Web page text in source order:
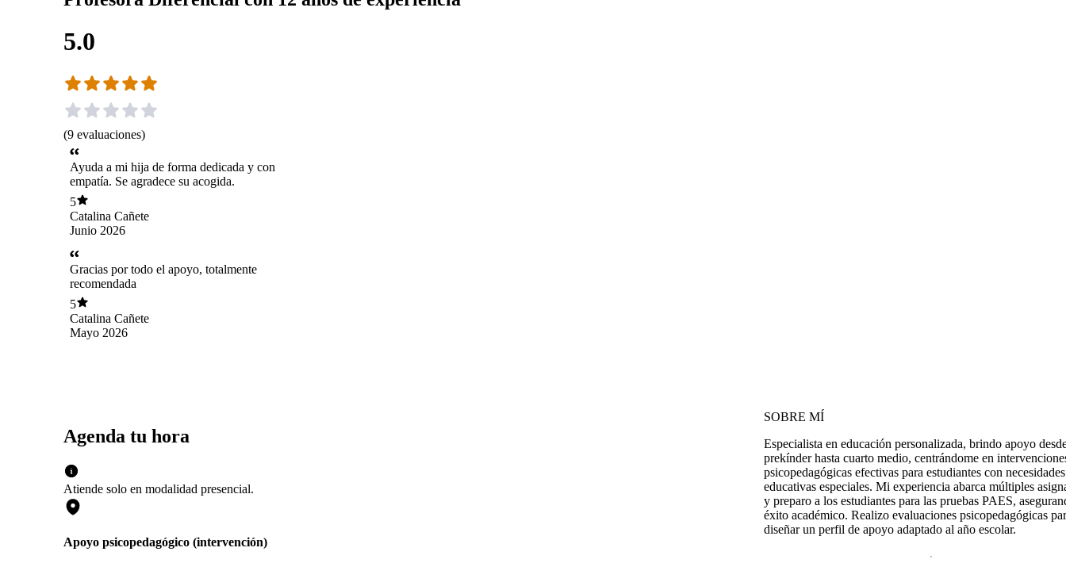
5.0
(9 evaluaciones)
Ayuda a mi hija de forma dedicada y con
empatía. Se agradece su acogida.
5
Catalina Cañete
Junio 2026
Gracias por todo el apoyo, totalmente
recomendada
5
Catalina Cañete
Mayo 2026
Agenda tu hora
Atiende solo en modalidad presencial.
Apoyo psicopedagógico (intervención)
SOBRE MÍ
Especialista en educación personalizada, brindo apoyo
prekínder hasta cuarto medio, centrándome en
psicopedagógicas efectivas para estudiantes con necesidades
educativas especiales. Mi experiencia abarca múltiples
y preparo a los estudiantes para las pruebas PAES,
éxito académico. Realizo evaluaciones psicopedagógicas
diseñar un perfil de apoyo adaptado al año escolar.